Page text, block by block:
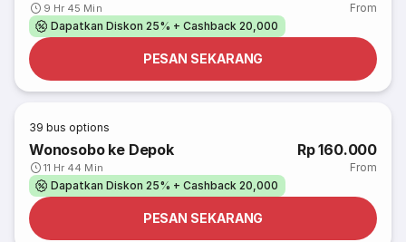
9 Hr 45 Min
From
Dapatkan Diskon 25% + Cashback 20,000
PESAN SEKARANG
39 bus options
Wonosobo ke Depok
11 Hr 44 Min
Rp 160.000
From
Dapatkan Diskon 25% + Cashback 20,000
PESAN SEKARANG